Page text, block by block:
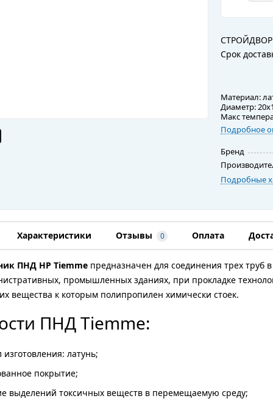
Срок
Материал:
Диаметр:
Макс
Подробное
Бренд
Подробные
Характеристики Отзывы 0 Оплата
ПНД НР Tiemme предназначен для соединения трех труб
промышленных зданиях, при прокладке
вещества к которым полипропилен химически стоек.
ПНД Tiemme:
латунь;
покрытие;
выделений токсичных веществ в перемещаемую среду;